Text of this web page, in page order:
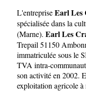
L'entrepriseEarl Les
spécialisée dans la
(Marne). Earl Les
Trepail 51150
immatriculée sous le
TVA intra-
son activité en 2002.
exploitation agricole